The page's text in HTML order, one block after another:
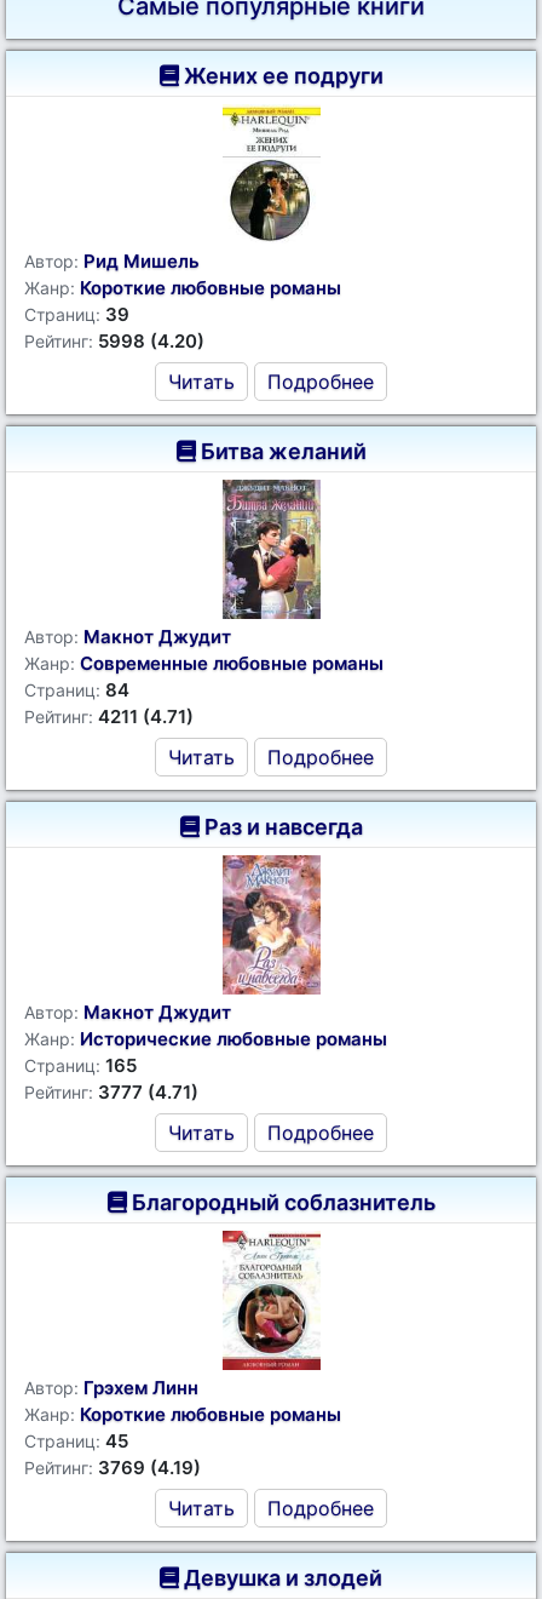
Самые популярные книги
Жених ее подруги
Автор: Рид Мишель
Жанр: Короткие любовные романы
Страниц: 39
Рейтинг: 5998 (4.20)
Читать Подробнее
Битва желаний
Автор: Макнот Джудит
Жанр: Современные любовные романы
Страниц: 84
Рейтинг: 4211 (4.71)
Читать Подробнее
Раз и навсегда
Автор: Макнот Джудит
Жанр: Исторические любовные романы
Страниц: 165
Рейтинг: 3777 (4.71)
Читать Подробнее
Благородный соблазнитель
Автор: Грэхем Линн
Жанр: Короткие любовные романы
Страниц: 45
Рейтинг: 3769 (4.19)
Читать Подробнее
Девушка и злодей